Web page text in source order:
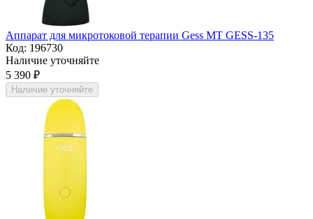
Аппарат для микротоковой терапии Gess MT GESS-135
Код: 196730
Наличие уточняйте
5 390 ₽
Наличие уточняйте